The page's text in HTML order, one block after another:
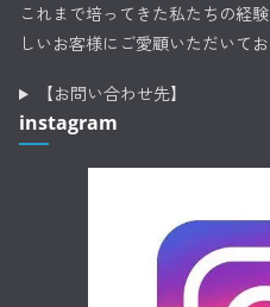
これまで培ってきた私たちの経
しいお客様にご愛顧いただいて
【お問い合わせ先】
instagram